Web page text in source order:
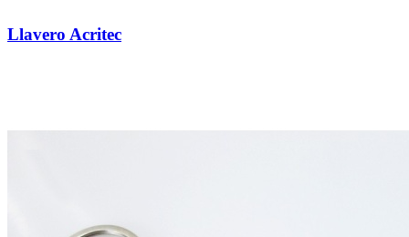
Llavero Acritec